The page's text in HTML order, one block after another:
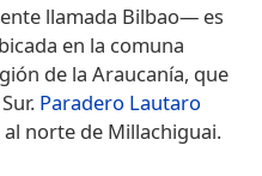
llamada Bilbao— es
en la comuna
de la Araucanía, que
Paradero Lautaro
norte de Millachiguai.